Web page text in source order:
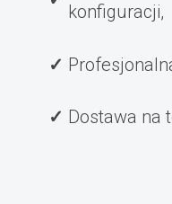
konfiguracji,
Dostawa na